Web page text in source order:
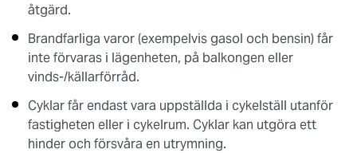
åtgärd.
Brandfarliga varor (exempelvis gasol och bensin) får
inte förvaras i lägenheten, på balkongen eller
vinds-/källarförråd.
Cyklar får endast vara uppställda i cykelställ utanför
fastigheten eller i cykelrum. Cyklar kan utgöra ett
hinder och försvåra en utrymning.